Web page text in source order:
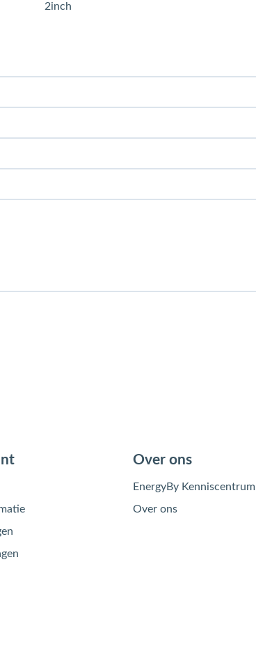
2inch
Over ons
EnergyBy Kenniscentrum
Over ons